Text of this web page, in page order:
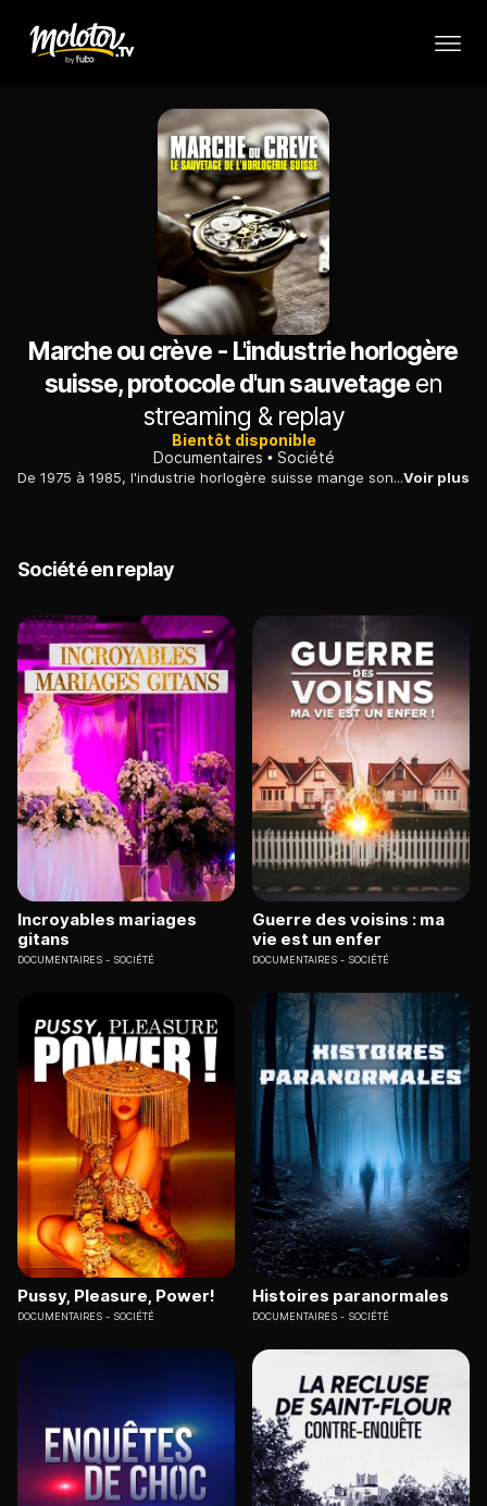
Marche ou crève - L'industrie horlogère
suisse, protocole d'un sauvetage en
streaming & replay
Bientôt disponible
Documentaires
Société
De 1975 à 1985, l'industrie horlogère suisse mange son pain noir. Des dizaines de milliers d'emplois sont supprimés et les faillites ne se comptent plus.Voir plus
Société en replay
Incroyables mariages
gitans
DOCUMENTAIRES SOCIÉTÉ
Guerre des voisins : ma
vie est un enfer
DOCUMENTAIRES SOCIÉTÉ
Pussy, Pleasure, Power!
DOCUMENTAIRES SOCIÉTÉ
Histoires paranormales
DOCUMENTAIRES SOCIÉTÉ